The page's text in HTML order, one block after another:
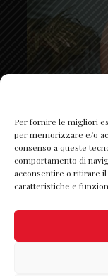
Per fornire le migliori
per memorizzare e/o
consenso a queste
comportamento di
acconsentire o ritirare
caratteristiche e